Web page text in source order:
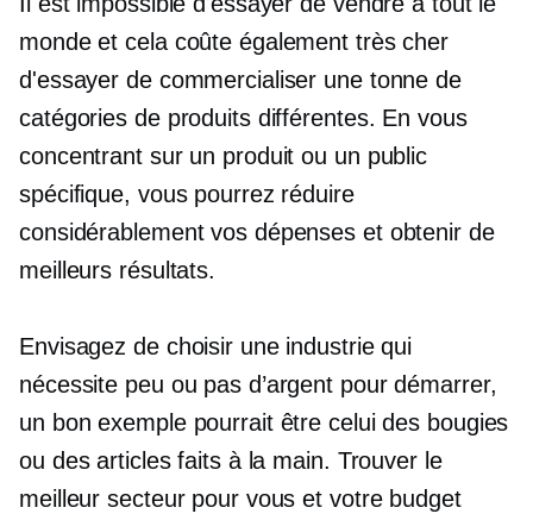
monde et cela coûte également très cher
d'essayer de commercialiser une tonne de
catégories de produits différentes. En vous
concentrant sur un produit ou un public
spécifique, vous pourrez réduire
considérablement vos dépenses et obtenir de
meilleurs résultats.
Envisagez de choisir une industrie qui
nécessite peu ou pas d’argent pour démarrer,
un bon exemple pourrait être celui des bougies
ou des articles faits à la main. Trouver le
meilleur secteur pour vous et votre budget